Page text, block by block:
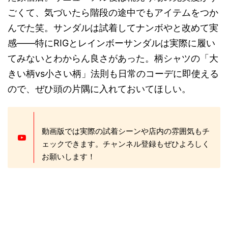
ごくて、気づいたら階段の途中でもアイテムをつか
んでた笑。サンダルは試着してナンボやと改めて実
感——特にRIGとレインボーサンダルは実際に履い
てみないとわからん良さがあった。柄シャツの「大
きい柄vs小さい柄」法則も日常のコーデに即使える
ので、ぜひ頭の片隅に入れておいてほしい。
動画版では実際の試着シーンや店内の雰囲気もチ
ェックできます。チャンネル登録もぜひよろしく
お願いします！